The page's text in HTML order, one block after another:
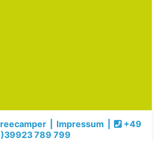
Impressum
+49
789 799